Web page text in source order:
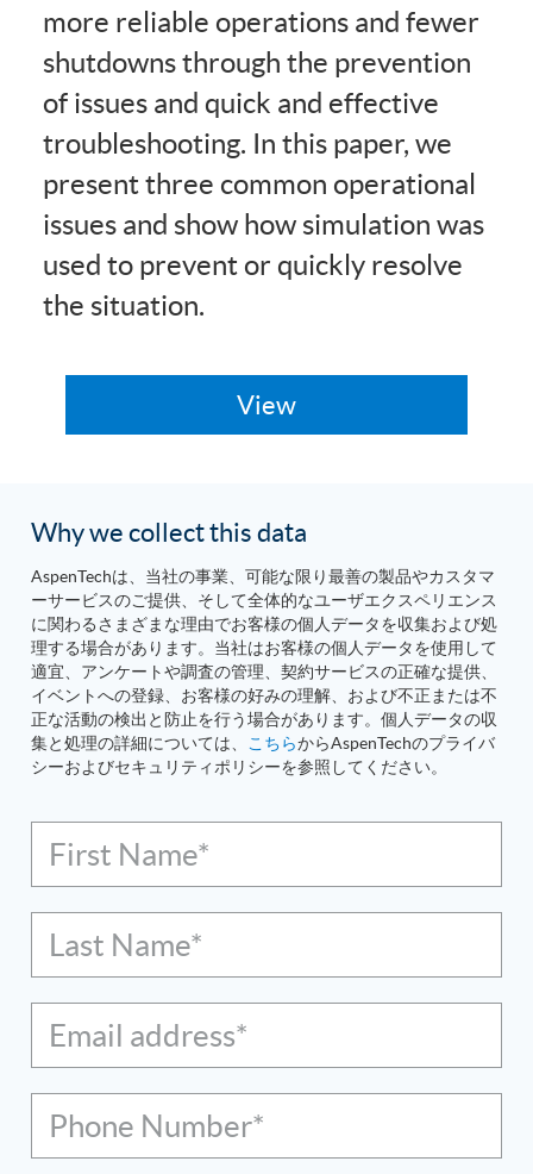
more reliable operations and fewer
shutdowns through the prevention
of issues and quick and effective
troubleshooting. In this paper, we
present three common operational
issues and show how simulation was
used to prevent or quickly resolve
the situation.
Why we collect this data
AspenTechは、当社の事業、可能な限り最善の製品やカスタマ
ーサービスのご提供、そして全体的なユーザエクスペリエンス
に関わるさまざまな理由でお客様の個人データを収集および処
理する場合があります。当社はお客様の個人データを使用して
適宜、アンケートや調査の管理、契約サービスの正確な提供、
イベントへの登録、お客様の好みの理解、および不正または不
正な活動の検出と防止を行う場合があります。個人データの収
集と処理の詳細については、
こちらからAspenTechのプライバ
シーおよびセキュリティポリシーを参照してください。
First Name*
Last Name*
Email address*
Phone Number*